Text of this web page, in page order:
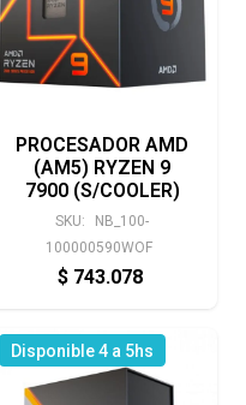
PROCESADOR AMD
(AM5) RYZEN 9
7900 (S/COOLER)
SKU:
NB_100-
100000590WOF
$ 743.078
Disponible 4 a 5hs